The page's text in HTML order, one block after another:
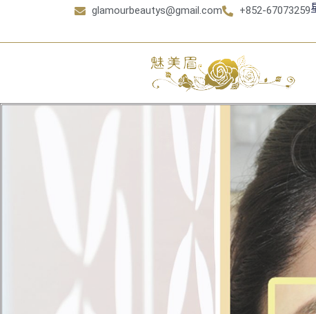
glamourbeautys@gmail.com +852-67073259